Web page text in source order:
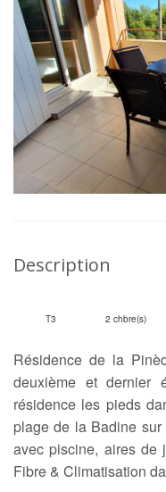
Description
T3 2 chbre(s)
Résidence de la
deuxième et dernier
résidence les pieds
plage de la Badine
avec piscine, aires de
Fibre & Climatisation